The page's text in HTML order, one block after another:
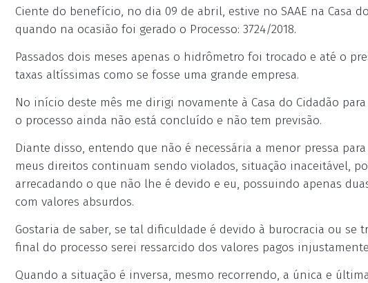
Ciente do benefício, no dia 09 de abril, estive no SAAE na Casa
quando na ocasião foi gerado o Processo: 3724/2018.
Passados dois meses apenas o hidrômetro foi trocado e até o
taxas altíssimas como se fosse uma grande empresa.
No início deste mês me dirigi novamente à Casa do Cidadão
o processo ainda não está concluído e não tem previsão.
Diante disso, entendo que não é necessária a menor pressa
meus direitos continuam sendo violados, situação inaceitável,
arrecadando o que não lhe é devido e eu, possuindo apenas
com valores absurdos.
Gostaria de saber, se tal dificuldade é devido à burocracia ou se
final do processo serei ressarcido dos valores pagos
Quando a situação é inversa, mesmo recorrendo, a única e